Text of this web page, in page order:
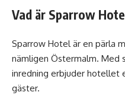
Vad är Sparrow
Sparrow Hotel är en pärla
nämligen Östermalm. Med
inredning erbjuder hotellet
gäster.